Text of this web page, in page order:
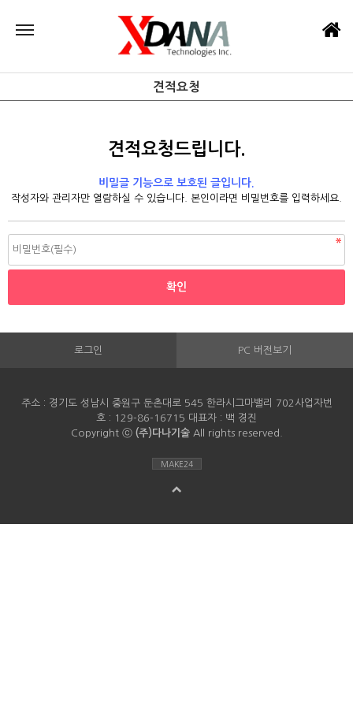
견적요청
견적요청드립니다.
비밀글 기능으로 보호된 글입니다.
작성자와 관리자만 열람하실 수 있습니다. 본인이라면 비밀번호를 입력하세요.
로그인 PC 버전보기
주소 : 경기도 성남시 중원구 둔촌대로 545 한라시그마밸리 702사업자번
호 : 129-86-16715 대표자 : 백 경진
Copyright ⓒ (주)다나기술All rights reserved.
MAKE24